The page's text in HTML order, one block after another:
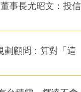
事長尤昭文：投信
劃顧問：算對「這